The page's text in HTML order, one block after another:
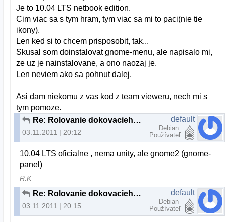
Je to 10.04 LTS netbook edition.
Cim viac sa s tym hram, tym viac sa mi to paci(nie tie
ikony).
Len ked si to chcem prisposobit, tak...
Skusal som doinstalovat gnome-menu, ale napisalo mi,
ze uz je nainstalovane, a ono naozaj je.
Len neviem ako sa pohnut dalej.
Asi dam niekomu z vas kod z team vieweru, nech mi s
tym pomoze.
Re: Rolovanie dokovacieho panelu a "plocha"
03.11.2011 | 20:12
default
Debian
Používateľ
10.04 LTS oficialne , nema unity, ale gnome2 (gnome-
panel)
R.K
Re: Rolovanie dokovacieho panelu a "plocha"
03.11.2011 | 20:15
default
Debian
Používateľ